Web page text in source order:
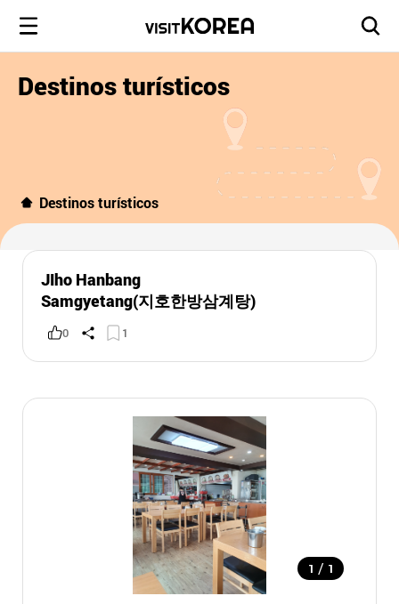
Destinos turísticos
Destinos turísticos
JIho Hanbang
Samgyetang(지호한방삼계탕)
0 1
1 / 1